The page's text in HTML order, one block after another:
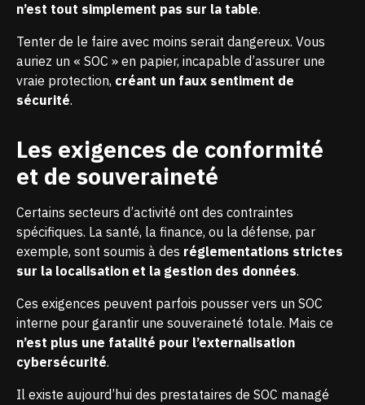
n’est tout simplement pas sur la table.
Tenter de le faire avec moins serait dangereux. Vous
auriez un « SOC » en papier, incapable d’assurer une
vraie protection, créant un faux sentiment de
sécurité.
Les exigences de conformité
et de souveraineté
Certains secteurs d’activité ont des contraintes
spécifiques. La santé, la finance, ou la défense, par
exemple, sont soumis à des réglementations strictes
sur la localisation et la gestion des données.
Ces exigences peuvent parfois pousser vers un SOC
interne pour garantir une souveraineté totale. Mais ce
n’est plus une fatalité pour l’externalisation
cybersécurité.
Il existe aujourd’hui des prestataires de SOC managé